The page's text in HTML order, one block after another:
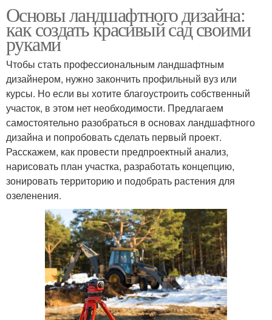
Основы ландшафтного дизайна:
как создать красивый сад своими
руками
Чтобы стать профессиональным ландшафтным
дизайнером, нужно закончить профильный вуз или
курсы. Но если вы хотите благоустроить собственный
участок, в этом нет необходимости. Предлагаем
самостоятельно разобраться в основах ландшафтного
дизайна и попробовать сделать первый проект.
Расскажем, как провести предпроектный анализ,
нарисовать план участка, разработать концепцию,
зонировать территорию и подобрать растения для
озеленения.